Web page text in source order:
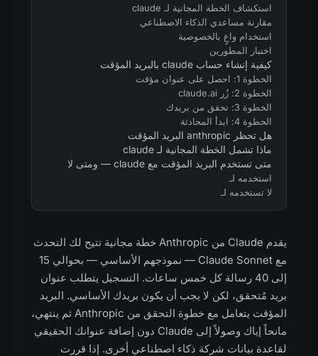
استكشاف الخطة المجانية لـ claude
مقارنة مساعدي الذكاء الاصطناعي
استخدام واعٍ بالخصوصية
اختبار المطورين
كيفية إنشاء حساب claude بالبريد المؤقت
الخطوة 1: احصل على عنوان مؤقت
الخطوة 2: زُر claude.ai
الخطوة 3: تحقق من بريدك
الخطوة 4: ابدأ المحادثة
هل تحظر anthropic البريد المؤقت
ماذا تشمل الخطة المجانية لـ claude
متى تستخدم البريد المؤقت مع claude — ومتى لا
استخدمه لـ
لا تستخدمه لـ
يقدم Claude من Anthropic خطة مجانية تتيح لك التحدث
مع Claude Sonnet — نموذجهم الأساسي — بحوالي 15
إلى 40 رسالة كل خمس ساعات. التسجيل يتطلب عنوان
بريد مُتحقق، لكن لا يجب أن يكون بريدك الأساسي. البريد
المؤقت يتعامل مع خطوة التحقق من Anthropic ثم ينتهي،
مانحاً إياك وصولاً إلى Claude دون إضافة عنوانك الحقيقي
لقاعدة بيانات شركة ذكاء اصطناعي أخرى. إذا قررت